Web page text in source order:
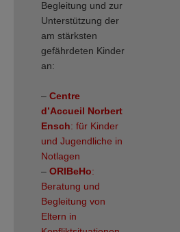
Begleitung und zur
Unterstützung der
am stärksten
gefährdeten Kinder
an:
– Centre
d’Accueil Norbert
Ensch: für Kinder
und Jugendliche in
Notlagen
– ORIBeHo:
Beratung und
Begleitung von
Eltern in